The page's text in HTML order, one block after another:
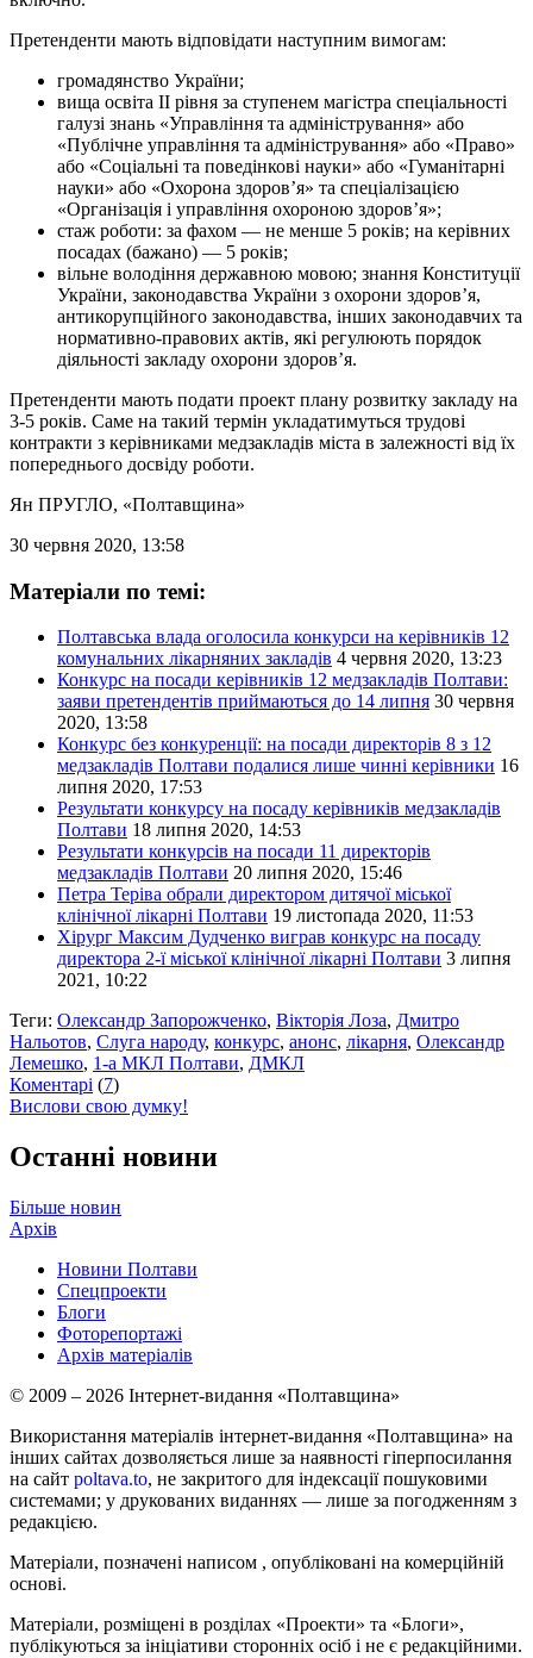
Претенденти мають відповідати наступним вимогам:
громадянство України;
вища освіта ІІ рівня за ступенем магістра спеціальності
галузі знань «Управління та адміністрування» або
«Публічне управління та адміністрування» або «Право»
або «Соціальні та поведінкові науки» або «Гуманітарні
науки» або «Охорона здоров’я» та спеціалізацією
«Організація і управління охороною здоров’я»;
стаж роботи: за фахом — не менше 5 років; на керівних
посадах (бажано) — 5 років;
вільне володіння державною мовою; знання Конституції
України, законодавства України з охорони здоров’я,
антикорупційного законодавства, інших законодавчих та
нормативно-правових актів, які регулюють порядок
діяльності закладу охорони здоров’я.
Претенденти мають подати проект плану розвитку закладу на
3-5 років. Саме на такий термін укладатимуться трудові
контракти з керівниками медзакладів міста в залежності від їх
попереднього досвіду роботи.
Ян ПРУГЛО, «Полтавщина»
30 червня 2020, 13:58
Матеріали по темі:
Полтавська влада оголосила конкурси на керівників 12
комунальних лікарняних закладів 4 червня 2020, 13:23
Конкурс на посади керівників 12 медзакладів Полтави:
заяви претендентів приймаються до 14 липня 30 червня
2020, 13:58
Конкурс без конкуренції: на посади директорів 8 з 12
медзакладів Полтави подалися лише чинні керівники 16
липня 2020, 17:53
Результати конкурсу на посаду керівників медзакладів
Полтави 18 липня 2020, 14:53
Результати конкурсів на посади 11 директорів
медзакладів Полтави 20 липня 2020, 15:46
Петра Теріва обрали директором дитячої міської
клінічної лікарні Полтави 19 листопада 2020, 11:53
Хірург Максим Дудченко виграв конкурс на посаду
директора 2-ї міської клінічної лікарні Полтави 3 липня
2021, 10:22
Теги: Олександр Запорожченко, Вікторія Лоза, Дмитро
Нальотов, Слуга народу, конкурс, анонс, лікарня, Олександр
Лемешко, 1-а МКЛ Полтави, ДМКЛ
Коментарі (7)
Вислови свою думку!
Останні новини
Більше новин
Архів
Новини Полтави
Спецпроекти
Блоги
Фоторепортажі
Архів матеріалів
© 2009 – 2026 Інтернет-видання «Полтавщина»
Використання матеріалів інтернет-видання «Полтавщина» на
інших сайтах дозволяється лише за наявності гіперпосилання
на сайт poltava.to, не закритого для індексації пошуковими
системами; у друкованих виданнях — лише за погодженням з
редакцією.
Матеріали, позначені написом , опубліковані на комерційній
основі.
Матеріали, розміщені в розділах «Проекти» та «Блоги»,
публікуються за ініціативи сторонніх осіб і не є редакційними.